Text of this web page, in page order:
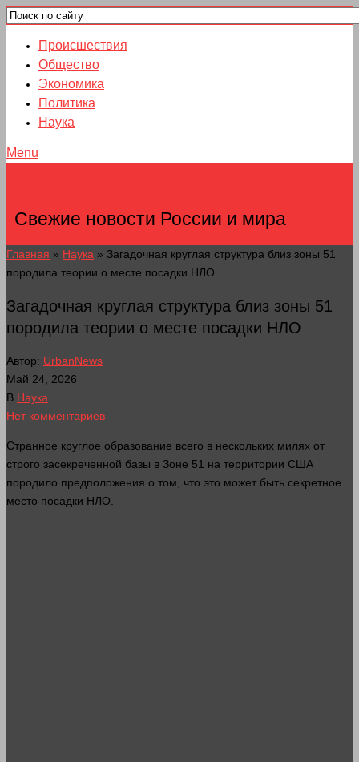
Происшествия
Общество
Экономика
Политика
Наука
Menu
Свежие новости России и мира
Главная » Наука » Загадочная круглая структура близ зоны 51
породила теории о месте посадки НЛО
Загадочная круглая структура близ зоны 51
породила теории о месте посадки НЛО
Автор: UrbanNews
Май 24, 2026
В Наука
Нет комментариев
Странное круглое образование всего в нескольких милях от
строго засекреченной базы в Зоне 51 на территории США
породило предположения о том, что это может быть секретное
место посадки НЛО.